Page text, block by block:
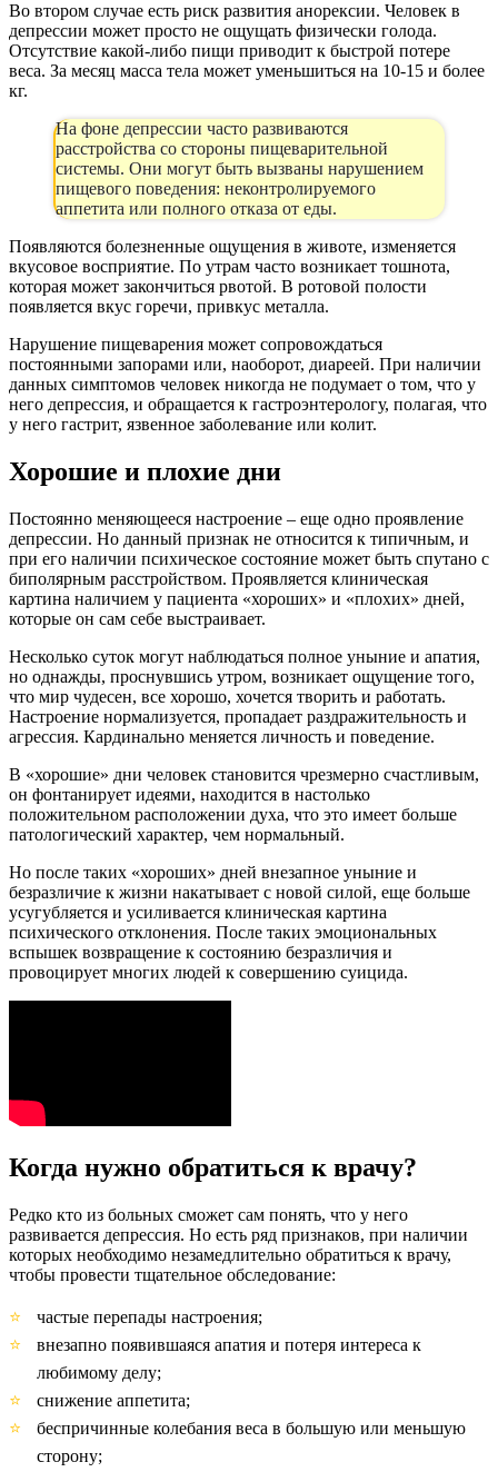
Во втором случае есть риск развития анорексии. Человек в
депрессии может просто не ощущать физически голода.
Отсутствие какой-либо пищи приводит к быстрой потере
веса. За месяц масса тела может уменьшиться на 10-15 и более
кг.
На фоне депрессии часто развиваются
расстройства со стороны пищеварительной
системы. Они могут быть вызваны нарушением
пищевого поведения: неконтролируемого
аппетита или полного отказа от еды.
Появляются болезненные ощущения в животе, изменяется
вкусовое восприятие. По утрам часто возникает тошнота,
которая может закончиться рвотой. В ротовой полости
появляется вкус горечи, привкус металла.
Нарушение пищеварения может сопровождаться
постоянными запорами или, наоборот, диареей. При наличии
данных симптомов человек никогда не подумает о том, что у
него депрессия, и обращается к гастроэнтерологу, полагая, что
у него гастрит, язвенное заболевание или колит.
Хорошие и плохие дни
Постоянно меняющееся настроение – еще одно проявление
депрессии. Но данный признак не относится к типичным, и
при его наличии психическое состояние может быть спутано с
биполярным расстройством. Проявляется клиническая
картина наличием у пациента «хороших» и «плохих» дней,
которые он сам себе выстраивает.
Несколько суток могут наблюдаться полное уныние и апатия,
но однажды, проснувшись утром, возникает ощущение того,
что мир чудесен, все хорошо, хочется творить и работать.
Настроение нормализуется, пропадает раздражительность и
агрессия. Кардинально меняется личность и поведение.
В «хорошие» дни человек становится чрезмерно счастливым,
он фонтанирует идеями, находится в настолько
положительном расположении духа, что это имеет больше
патологический характер, чем нормальный.
Но после таких «хороших» дней внезапное уныние и
безразличие к жизни накатывает с новой силой, еще больше
усугубляется и усиливается клиническая картина
психического отклонения. После таких эмоциональных
вспышек возвращение к состоянию безразличия и
провоцирует многих людей к совершению суицида.
Когда нужно обратиться к врачу?
Редко кто из больных сможет сам понять, что у него
развивается депрессия. Но есть ряд признаков, при наличии
которых необходимо незамедлительно обратиться к врачу,
чтобы провести тщательное обследование:
частые перепады настроения;
внезапно появившаяся апатия и потеря интереса к
любимому делу;
снижение аппетита;
беспричинные колебания веса в большую или меньшую
сторону;